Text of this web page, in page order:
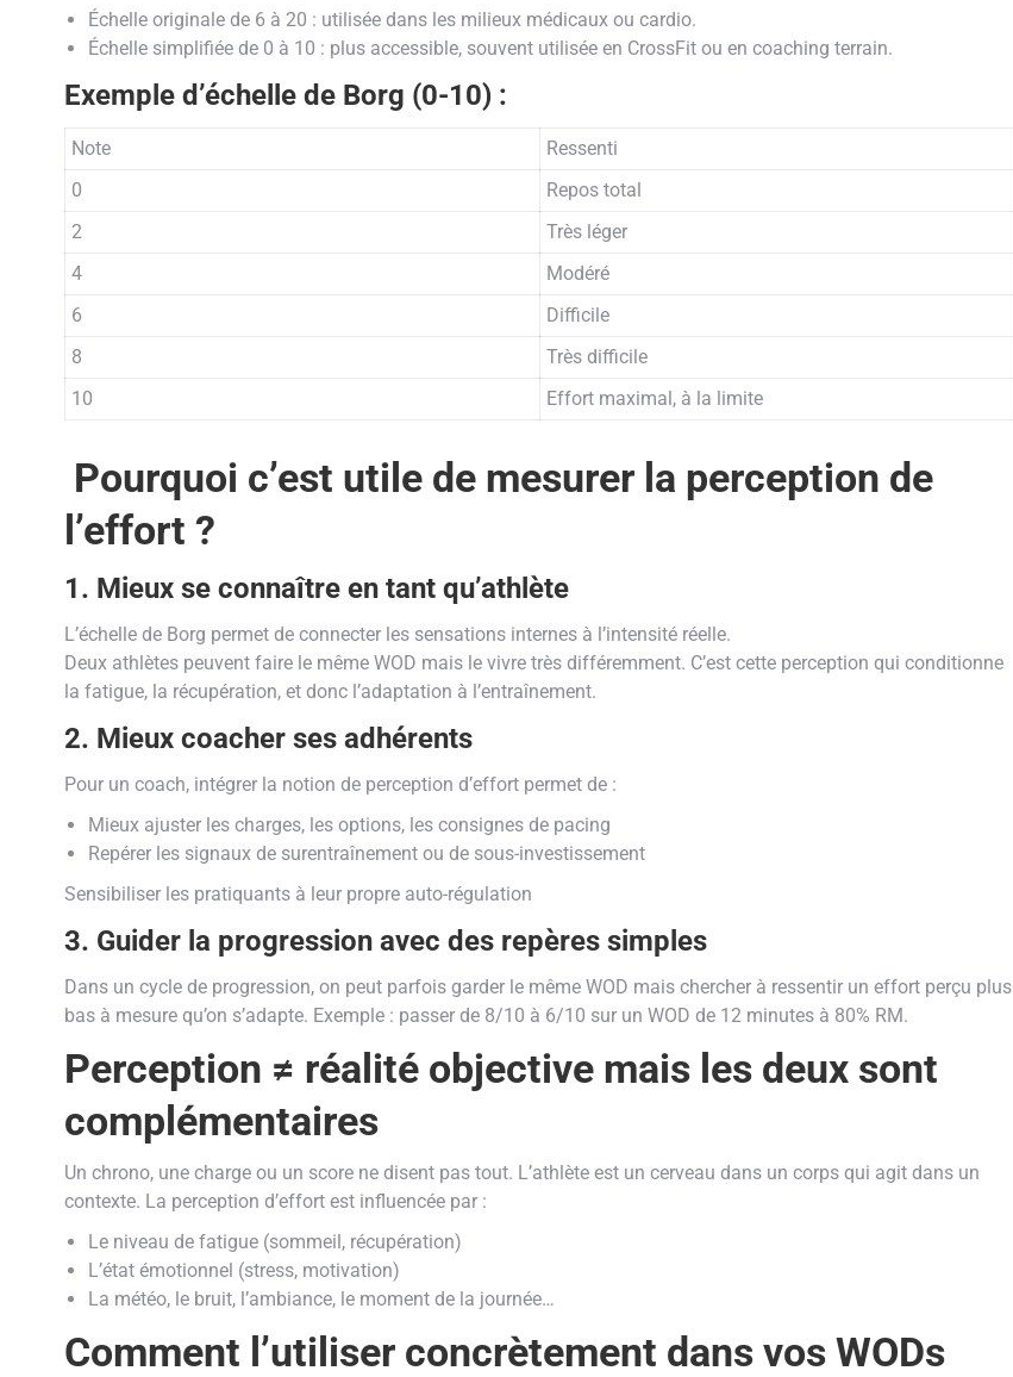
Échelle originale de 6 à 20 : utilisée dans les milieux médicaux ou cardio.
Échelle simplifiée de 0 à 10 : plus accessible, souvent utilisée en CrossFit ou en coaching terrain.
Exemple d’échelle de Borg (0-10) :
Note
Ressenti
0
Repos total
2
Très léger
4
Modéré
6
Difficile
8
Très difficile
10
Effort maximal, à la limite
Pourquoi c’est utile de mesurer la perception de
l’effort ?
1. Mieux se connaître en tant qu’athlète
L’échelle de Borg permet de connecter les sensations internes à l’intensité réelle.
Deux athlètes peuvent faire le même WOD mais le vivre très différemment. C’est cette perception qui conditionne
la fatigue, la récupération, et donc l’adaptation à l’entraînement.
2. Mieux coacher ses adhérents
Pour un coach, intégrer la notion de perception d’effort permet de :
Mieux ajuster les charges, les options, les consignes de pacing
Repérer les signaux de surentraînement ou de sous-investissement
Sensibiliser les pratiquants à leur propre auto-régulation
3. Guider la progression avec des repères simples
Dans un cycle de progression, on peut parfois garder le même WOD mais chercher à ressentir un effort perçu plus
bas à mesure qu’on s’adapte. Exemple : passer de 8/10 à 6/10 sur un WOD de 12 minutes à 80% RM.
Perception ≠ réalité objective mais les deux sont
complémentaires
Un chrono, une charge ou un score ne disent pas tout. L’athlète est un cerveau dans un corps qui agit dans un
contexte. La perception d’effort est influencée par :
Le niveau de fatigue (sommeil, récupération)
L’état émotionnel (stress, motivation)
La météo, le bruit, l’ambiance, le moment de la journée…
Comment l’utiliser concrètement dans vos WODs